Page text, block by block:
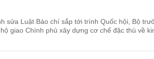
sửa Luật Báo chí sắp tới trình Quốc hội, Bộ
giao Chính phủ xây dựng cơ chế đặc thù về